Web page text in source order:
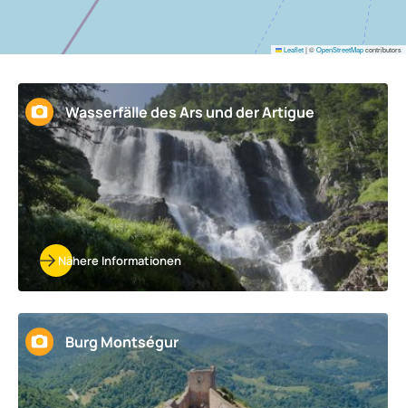
Wasserfälle des Ars und der Artigue
Nähere Informationen
Burg Montségur
Leaflet|©OpenStreetMapcontributors